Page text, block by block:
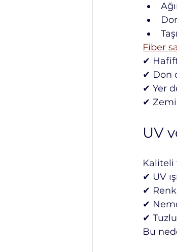
Fiber
✔
✔ Don
✔ Yer
✔
UV
Kaliteli
✔ UV
✔
✔
✔
Bu